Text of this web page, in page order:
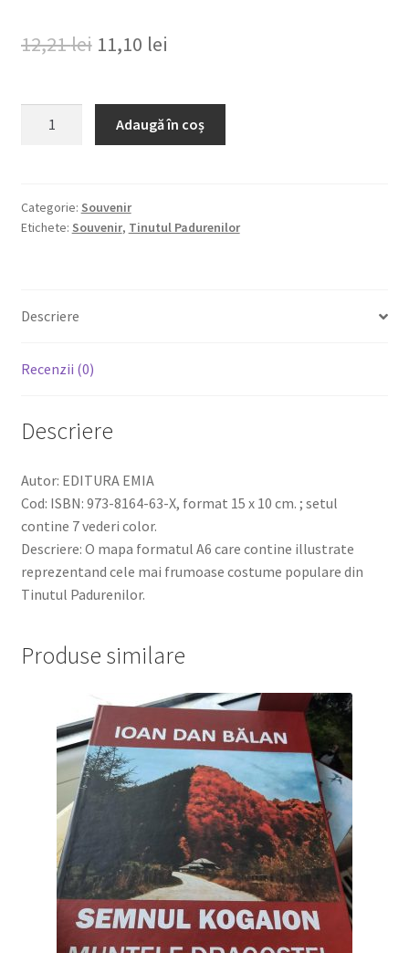
12,21lei Prețul
a
fost:
11,10 lei
este:
11,10 lei.
CU
VEDERI
Adaugă în coș
Categorie: Souvenir
Etichete: Souvenir, Tinutul Padurenilor
Descriere
Recenzii (0)
Descriere
Autor: EDITURA EMIA
Cod: ISBN: 973-8164-63-X, format 15 x 10 cm. ; setul
contine 7 vederi color.
Descriere: O mapa formatul A6 care contine illustrate
reprezentand cele mai frumoase costume populare din
Tinutul Padurenilor.
Produse similare